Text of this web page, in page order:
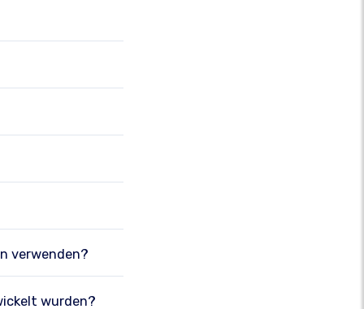
verwenden?
wurden?